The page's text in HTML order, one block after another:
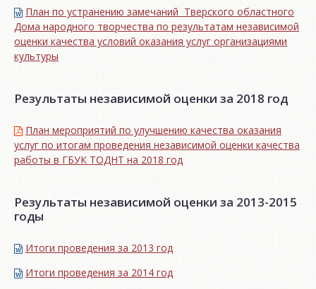
План по устранению замечаний Тверского областного
Дома народного творчества по результатам независимой
оценки качества условий оказания услуг организациями
культуры
Результаты независимой оценки за 2018 год
План мероприятий по улучшению качества оказания
услуг по итогам проведения независимой оценки качества
работы в ГБУК ТОДНТ на 2018 год
Результаты независимой оценки за 2013-2015
годы
Итоги проведения за 2013 год
Итоги проведения за 2014 год